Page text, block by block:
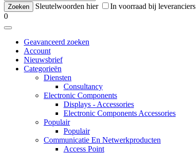
Sleutelwoorden hier
In voorraad bij leveranciers
0
Geavanceerd zoeken
Account
Nieuwsbrief
Categorieën
Diensten
Consultancy
Electronic Components
Displays - Accessories
Electronic Components Accessories
Populair
Populair
Communicatie En Netwerkproducten
Access Point